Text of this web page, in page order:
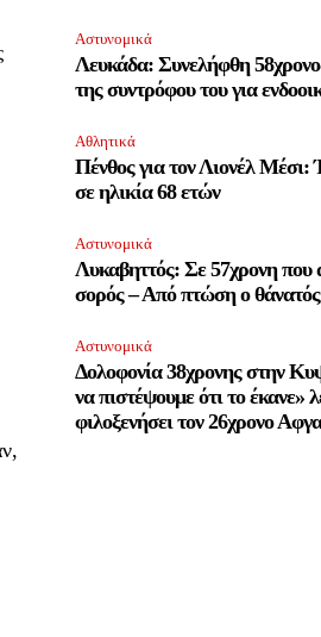
ΕΓΓΡΑΦΉ
Αστυνομικά
Λευκάδα: Συνελήφθη
της συντρόφου του για
Αθλητικά
Πένθος για τον Λιονέλ Μέσι:
σε ηλικία 68 ετών
Αστυνομικά
Λυκαβηττός: Σε 57χρονη που
σορός – Από πτώση ο
Αστυνομικά
Δολοφονία 38χρονης στην
να πιστέψουμε ότι το έκανε»
φιλοξενήσει τον 26χρονο